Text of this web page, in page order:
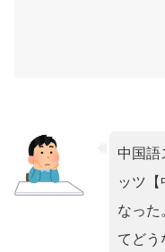
中国語
ッツ【
なった
てどう